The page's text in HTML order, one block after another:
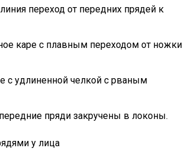
переход от передних прядей к
каре с плавным переходом от ножки
с удлиненной челкой с рваным
пряди закручены в локоны.
у лица